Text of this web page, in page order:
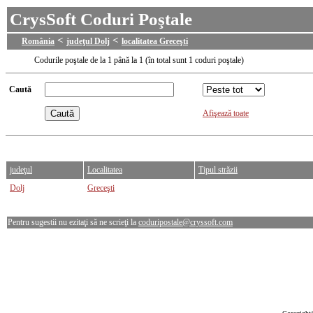
CrysSoft Coduri Poştale
România < judeţul Dolj < localitatea Greceşti
Codurile poştale de la 1 până la 1 (în total sunt 1 coduri poştale)
Caută
Afişează toate
judeţul Localitatea
Tipul străzii
Dolj
Greceşti
Pentru sugestii nu ezitaţi să ne scrieţi la coduripostale@cryssoft.com